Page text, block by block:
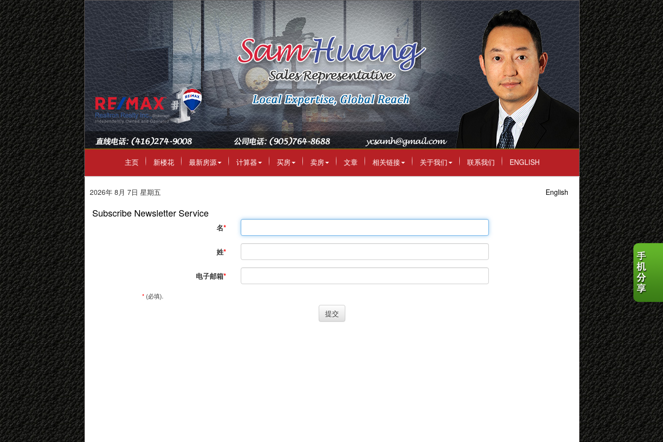
主页 新楼花 最新房源 计算器 买房 卖房 文章 相关链接 关于我们 联系我们 ENGLISH
2026年 8月 7日 星期五 English
Subscribe Newsletter Service
名
姓
电子邮箱
* (必填).